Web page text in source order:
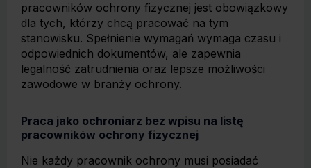
pracowników ochrony fizycznej jest obowiązkowy
dla tych, którzy chcą pracować na tym
stanowisku. Spełnienie wymagań wymaga czasu i
odpowiednich dokumentów, ale zapewnia
legalność zatrudnienia oraz lepsze możliwości
zawodowe w branży ochrony.
Praca jako ochroniarz bez wpisu na listę
pracowników ochrony fizycznej
Nie każdy pracownik ochrony musi posiadać